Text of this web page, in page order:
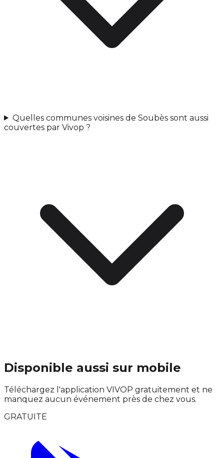
Quelles communes voisines de Soubès sont aussi
couvertes par Vivop ?
Disponible aussi sur mobile
Téléchargez l'application VIVOP gratuitement et ne
manquez aucun événement près de chez vous.
GRATUITE